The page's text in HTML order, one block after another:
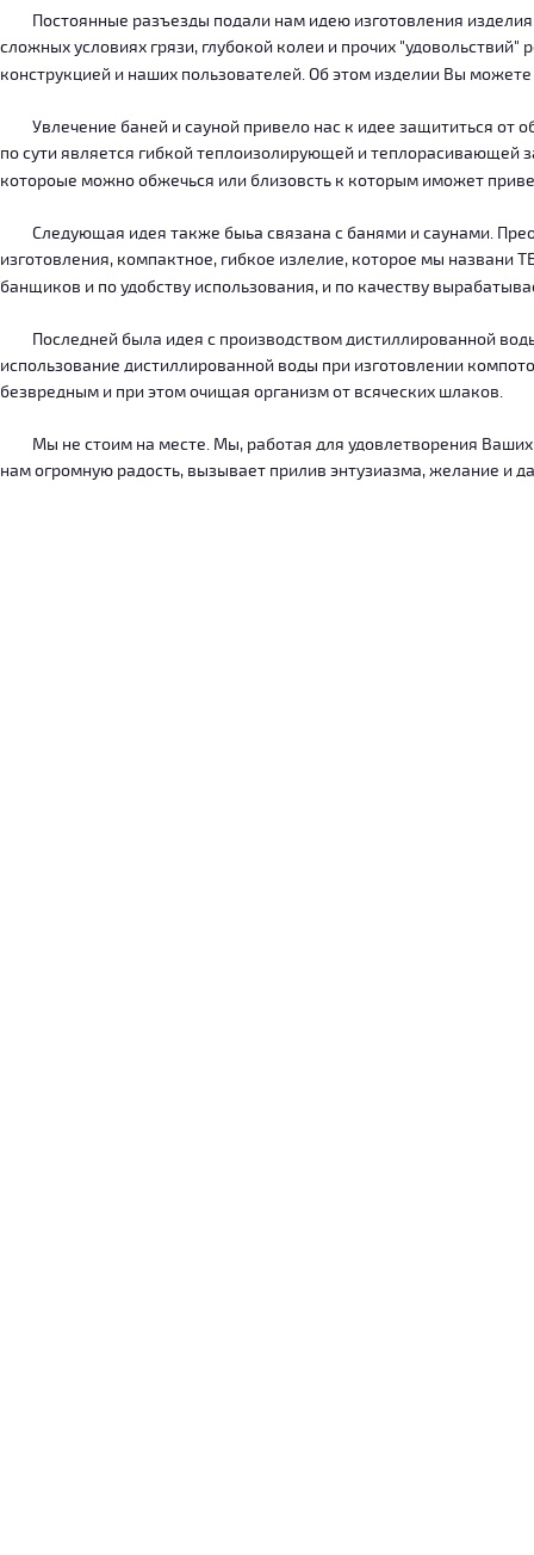
Постоянные разъезды подали нам идею изготовления
сложных условиях грязи, глубокой колеи и прочих
конструкцией и наших пользователей. Об этом изделии Вы
Увлечение баней и сауной привело нас к идее защититься от
по сути является гибкой теплоизолирующей и теплорасивающей
котороые можно обжечься или близовсть к которым иможет
Следующая идея также быьа связана с банями и саунами.
изготовления, компактное, гибкое излелие, которое мы
банщиков и по удобству использования, и по качеству
Последней была идея с производством дистиллированной
использование дистиллированной воды при изготовлении
безвредным и при этом очищая организм от всяческих шлаков.
Мы не стоим на месте. Мы, работая для удовлетворения Ваших
нам огромную радость, вызывает прилив энтузиазма, желание и